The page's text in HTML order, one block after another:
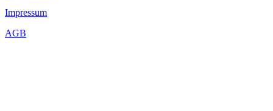
Impressum
AGB